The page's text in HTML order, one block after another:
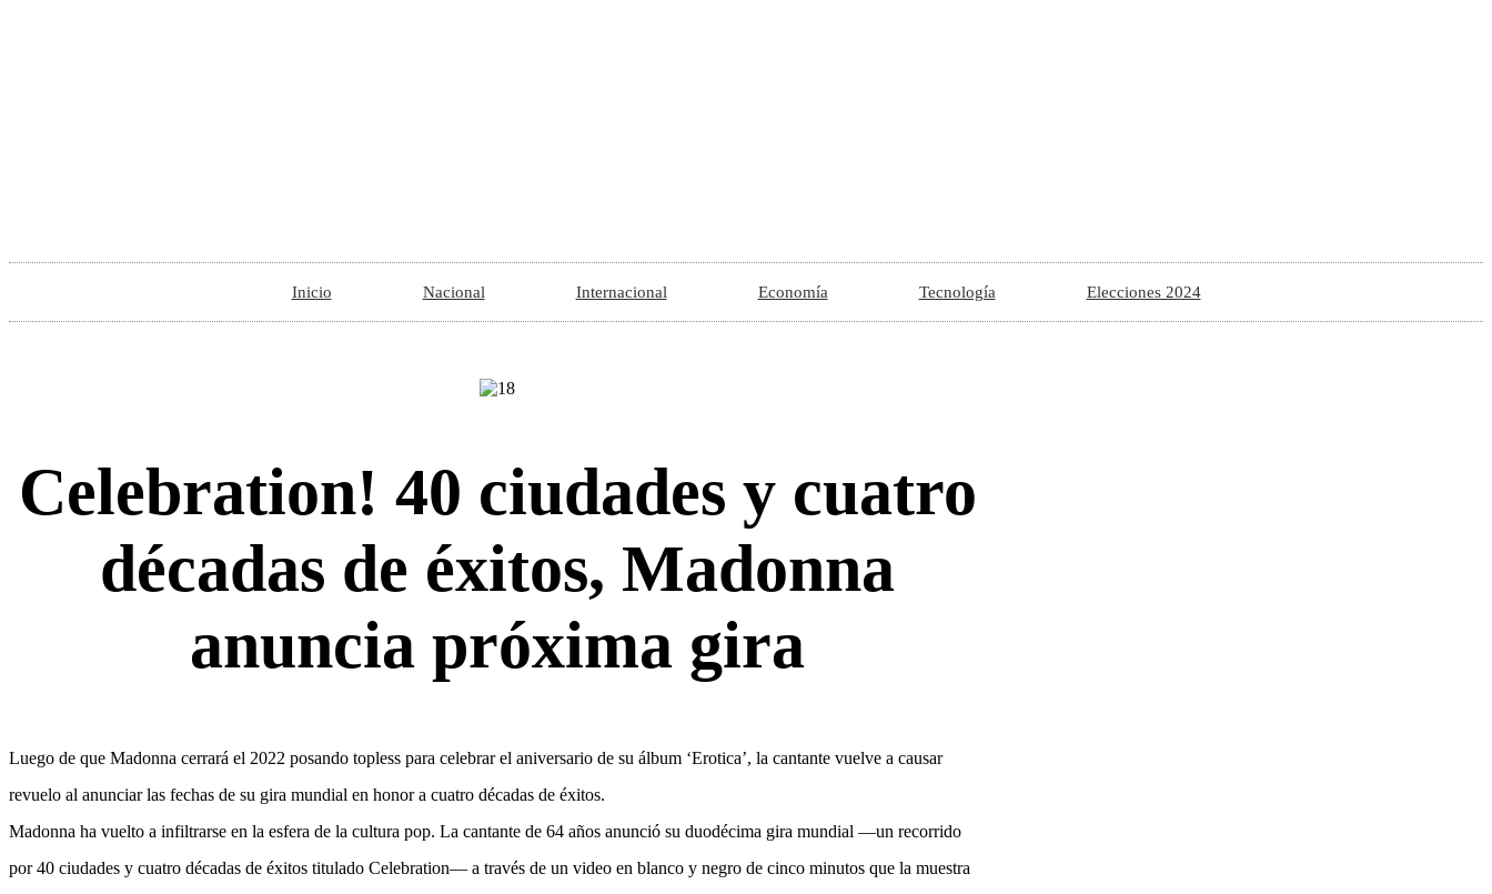
Inicio Nacional Internacional Economía Tecnología Elecciones 2024
Celebration! 40 ciudades y cuatro
décadas de éxitos, Madonna
anuncia próxima gira
Luego de que Madonna cerrará el 2022 posando topless para celebrar el aniversario de su álbum ‘Erotica’, la cantante vuelve a causar
revuelo al anunciar las fechas de su gira mundial en honor a cuatro décadas de éxitos.
Madonna ha vuelto a infiltrarse en la esfera de la cultura pop. La cantante de 64 años anunció su duodécima gira mundial —un recorrido
por 40 ciudades y cuatro décadas de éxitos titulado Celebration— a través de un video en blanco y negro de cinco minutos que la muestra